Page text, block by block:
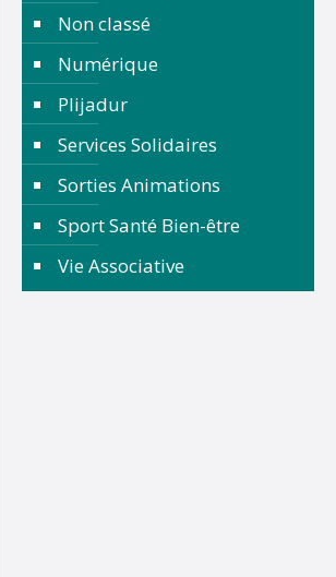
Non classé
Numérique
Plijadur
Services Solidaires
Sorties Animations
Sport Santé Bien-être
Vie Associative